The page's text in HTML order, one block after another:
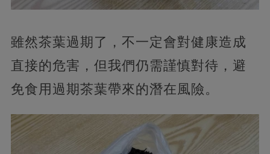
雖然茶葉過期了，不一定會對健康造成
直接的危害，但我們仍需謹慎對待，避
免食用過期茶葉帶來的潛在風險。